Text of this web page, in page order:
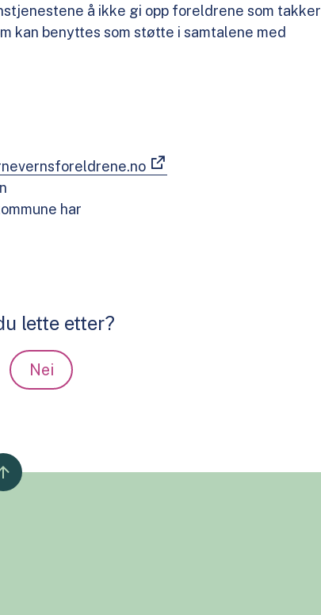
å ikke gi opp foreldrene som takker
kan benyttes som støtte i samtalene med
har
lette etter?
Nei